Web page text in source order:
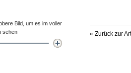
« Zurück zur
Bild, um es im voller
sehen